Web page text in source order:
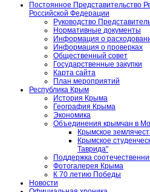
Постоянное Представительство
Российской Федерации
Руководство
Нормативные документы
Информация о
Информация о проверках
Общественный совет
Государственные закупки
Карта сайта
План мероприятий
Республика Крым
История Крыма
География Крыма
Экономика
Объединения крымчан в
Крымское
Крымское
Таврида"
Поддержка
Фотогалерея Крыма
К 70 летию Победы
Новости